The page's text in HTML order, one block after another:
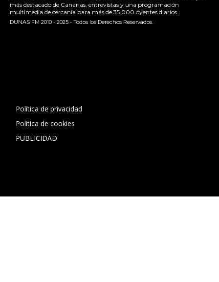
más destacado de Canarias, entrevistas y una programación
multimedia de cercanía para más de 35.000 oyentes diarios.
DUNAS FM 2010 - 2025 - Todos los Derechos Reservados.
Política de privacidad
Politica de cookies
PUBLICIDAD